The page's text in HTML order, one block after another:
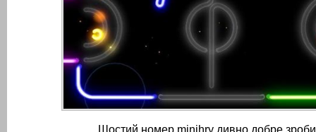
Шостий номер minihry дивно добре